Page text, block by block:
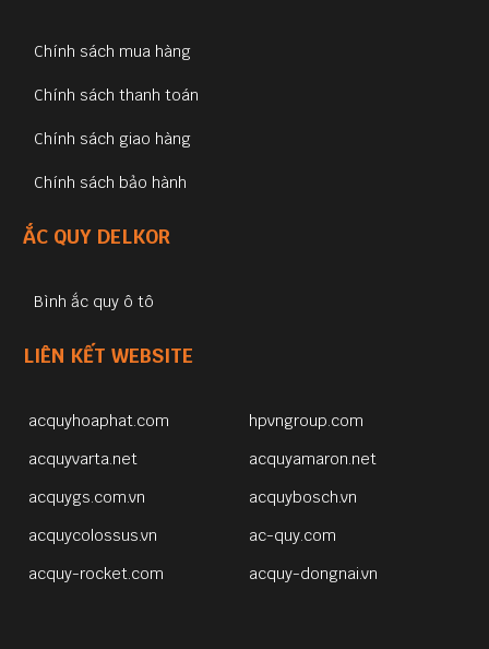
Chính sách mua hàng
Chính sách thanh toán
Chính sách giao hàng
Chính sách bảo hành
ẮC QUY DELKOR
Bình ắc quy ô tô
LIÊN KẾT WEBSITE
acquyhoaphat.com
hpvngroup.com
acquyvarta.net
acquyamaron.net
acquygs.com.vn
acquybosch.vn
acquycolossus.vn
ac-quy.com
acquy-rocket.com
acquy-dongnai.vn